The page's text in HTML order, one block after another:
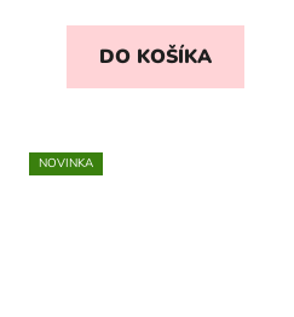
DO KOŠÍKA
NOVINKA